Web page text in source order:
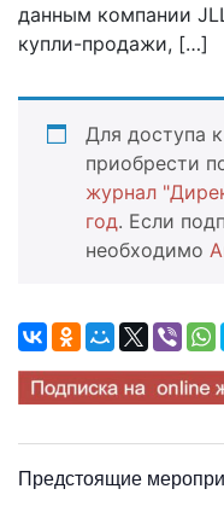
данным компании
купли-продажи, […]
Для доступа
приобрести
журнал
год. Если
необходимо
Предстоящие